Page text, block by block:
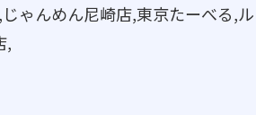
ゃんめん尼崎店,東京たーべる,ル
,